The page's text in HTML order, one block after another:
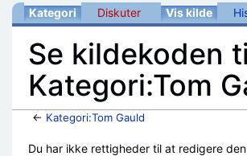
Kategori Diskuter Vis kilde
Se kildekoden
Kategori:Tom
← Kategori:Tom Gauld
Du har ikke rettigheder til at redigere